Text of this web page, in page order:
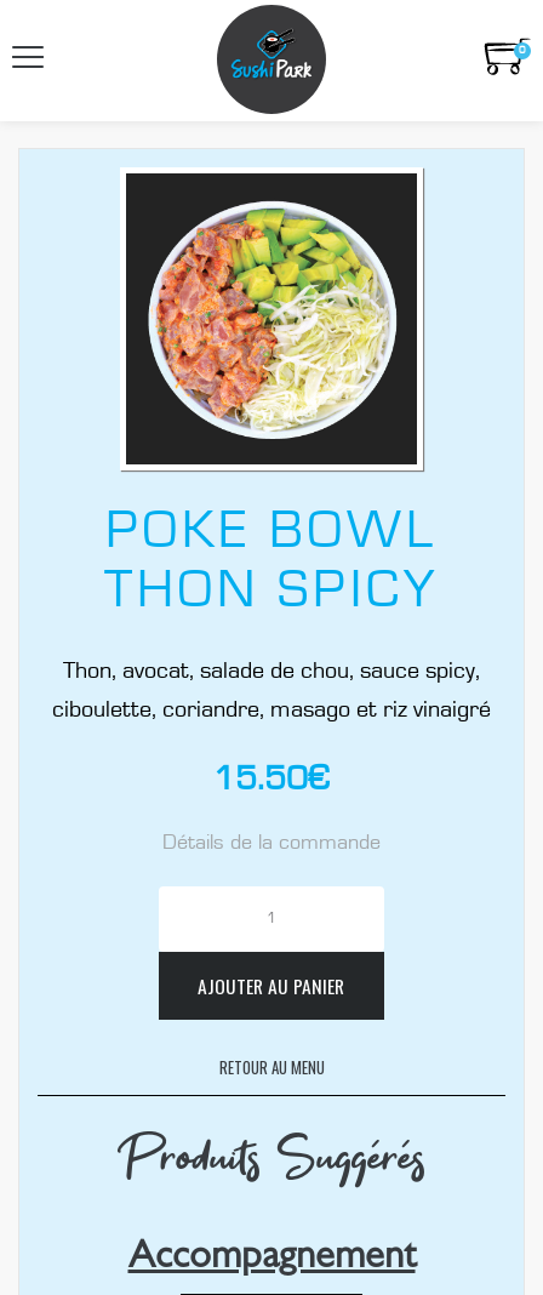
0
POKE BOWL
THON SPICY
Thon, avocat, salade de chou, sauce spicy,
ciboulette, coriandre, masago et riz vinaigré
15.50€
Détails de la commande
AJOUTER AU PANIER
RETOUR AU MENU
Produits Suggérés
Accompagnement